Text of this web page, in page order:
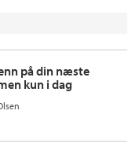
på din næste
kun i dag